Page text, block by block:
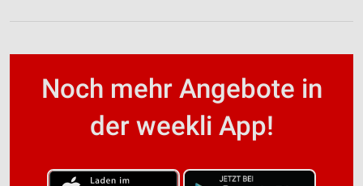
Noch mehr Angebote in
der weekli App!